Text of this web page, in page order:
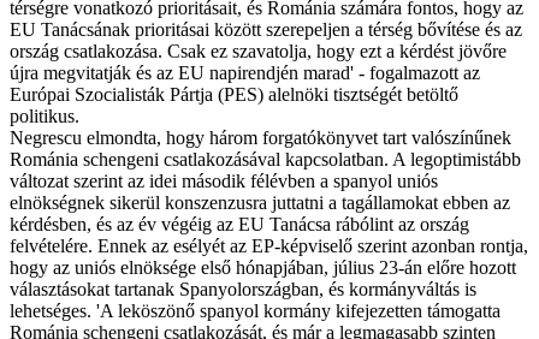
térségre vonatkozó prioritásait, és Románia számára fontos, hogy az
EU Tanácsának prioritásai között szerepeljen a térség bővítése és az
ország csatlakozása. Csak ez szavatolja, hogy ezt a kérdést jövőre
újra megvitatják és az EU napirendjén marad' - fogalmazott az
Európai Szocialisták Pártja (PES) alelnöki tisztségét betöltő
politikus.
Negrescu elmondta, hogy három forgatókönyvet tart valószínűnek
Románia schengeni csatlakozásával kapcsolatban. A legoptimistább
változat szerint az idei második félévben a spanyol uniós
elnökségnek sikerül konszenzusra juttatni a tagállamokat ebben az
kérdésben, és az év végéig az EU Tanácsa rábólint az ország
felvételére. Ennek az esélyét az EP-képviselő szerint azonban rontja,
hogy az uniós elnöksége első hónapjában, július 23-án előre hozott
választásokat tartanak Spanyolországban, és kormányváltás is
lehetséges. 'A leköszönő spanyol kormány kifejezetten támogatta
Románia schengeni csatlakozását, és már a legmagasabb szinten